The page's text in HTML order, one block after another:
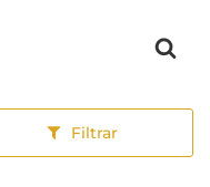
inicial
Filtrar